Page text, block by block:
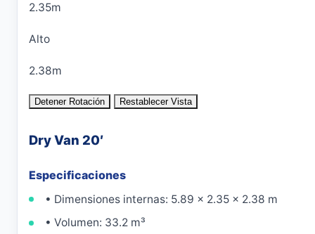
2.35m
Alto
2.38m
Detener Rotación Restablecer Vista
Dry Van 20′
Especificaciones
• Dimensiones internas: 5.89 × 2.35 × 2.38 m
• Volumen: 33.2 m³